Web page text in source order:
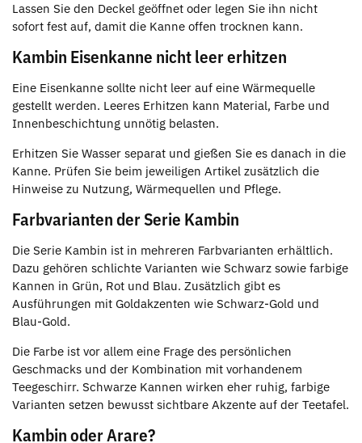
Lassen Sie den Deckel geöffnet oder legen Sie ihn nicht
sofort fest auf, damit die Kanne offen trocknen kann.
Kambin Eisenkanne nicht leer erhitzen
Eine Eisenkanne sollte nicht leer auf eine Wärmequelle
gestellt werden. Leeres Erhitzen kann Material, Farbe und
Innenbeschichtung unnötig belasten.
Erhitzen Sie Wasser separat und gießen Sie es danach in die
Kanne. Prüfen Sie beim jeweiligen Artikel zusätzlich die
Hinweise zu Nutzung, Wärmequellen und Pflege.
Farbvarianten der Serie Kambin
Die Serie Kambin ist in mehreren Farbvarianten erhältlich.
Dazu gehören schlichte Varianten wie Schwarz sowie farbige
Kannen in Grün, Rot und Blau. Zusätzlich gibt es
Ausführungen mit Goldakzenten wie Schwarz-Gold und
Blau-Gold.
Die Farbe ist vor allem eine Frage des persönlichen
Geschmacks und der Kombination mit vorhandenem
Teegeschirr. Schwarze Kannen wirken eher ruhig, farbige
Varianten setzen bewusst sichtbare Akzente auf der Teetafel.
Kambin oder Arare?